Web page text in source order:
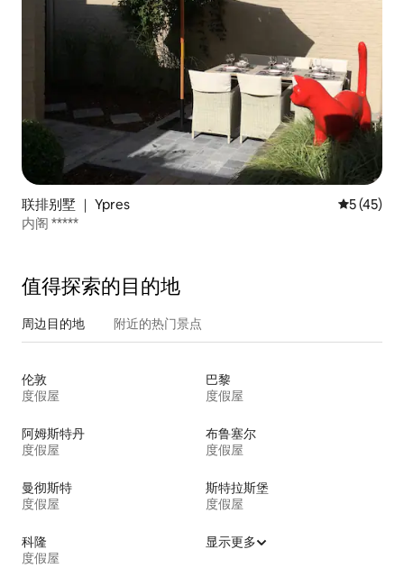
联排别墅 ｜ Ypres 平均评分
5 (45)
内阁 *****
值得探索的目的地
周边目的地 附近的热门景点
伦敦
度假屋
巴黎
度假屋
阿姆斯特丹
度假屋
布鲁塞尔
度假屋
曼彻斯特
度假屋
斯特拉斯堡
度假屋
科隆
度假屋
显示更多